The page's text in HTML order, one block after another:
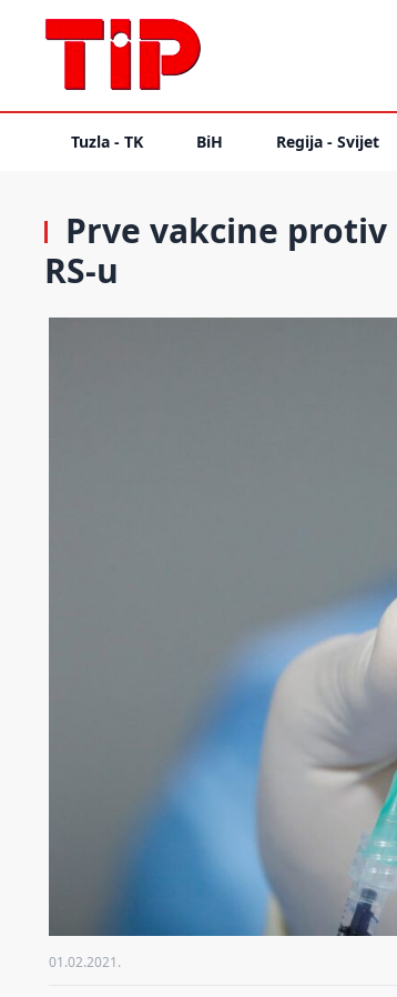
Tuzla - TK BiH Regija - Svijet
Prve vakcine
RS-u
01.02.2021.